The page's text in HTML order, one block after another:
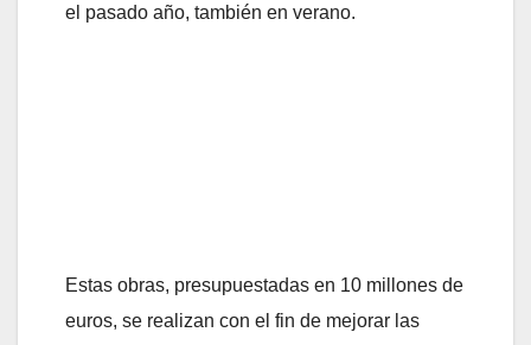
el pasado año, también en verano.
Estas obras, presupuestadas en 10 millones de
euros, se realizan con el fin de mejorar las